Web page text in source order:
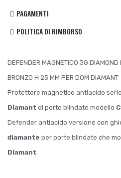
PAGAMENTI
POLITICA DI RIMBORSO
DEFENDER MAGNETICO 3G
BRONZO H 25 MM PER DOM DIAMANT
Protettore magnetico antiacido serie
Diamant di porte blindate modello
Defender antiacido versione con
diamante per porte blindate che
Diamant.